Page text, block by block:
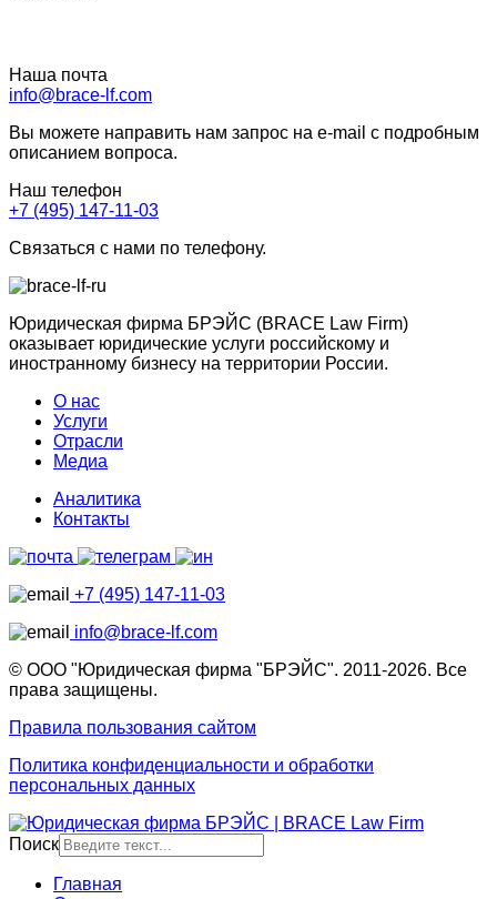
Наша почта
info@brace-lf.com
Вы можете направить нам запрос на e-mail с подробным
описанием вопроса.
Наш телефон
+7 (495) 147-11-03
Связаться с нами по телефону.
Юридическая фирма БРЭЙС (BRACE Law Firm)
оказывает юридические услуги российскому и
иностранному бизнесу на территории России.
О нас
Услуги
Отрасли
Медиа
Аналитика
Контакты
+7 (495) 147-11-03
info@brace-lf.com
© ООО "Юридическая фирма "БРЭЙС". 2011-2026. Все
права защищены.
Правила пользования сайтом
Политика конфиденциальности и обработки
персональных данных
Поиск
Главная